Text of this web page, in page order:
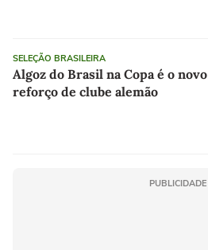
SELEÇÃO BRASILEIRA
Algoz do Brasil na Copa é o novo
reforço de clube alemão
PUBLICIDADE